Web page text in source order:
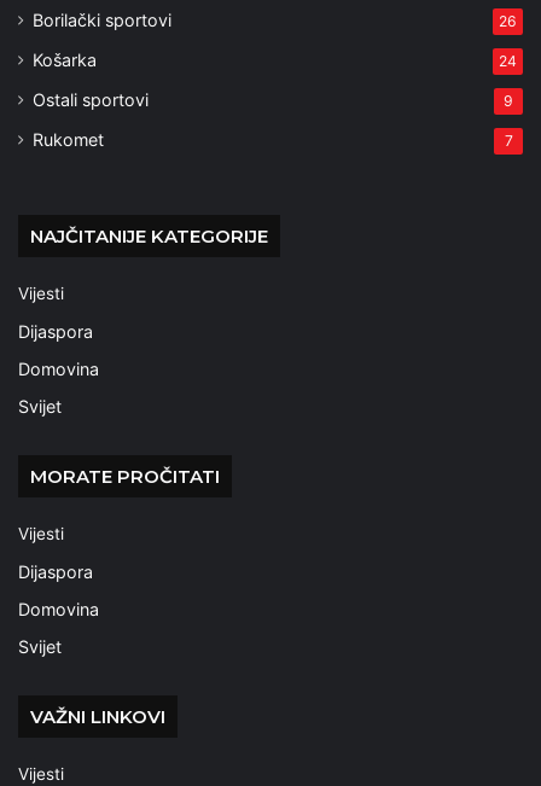
Borilački sportovi 26
Košarka 24
Ostali sportovi 9
Rukomet 7
NAJČITANIJE KATEGORIJE
Vijesti
Dijaspora
Domovina
Svijet
MORATE PROČITATI
Vijesti
Dijaspora
Domovina
Svijet
VAŽNI LINKOVI
Vijesti